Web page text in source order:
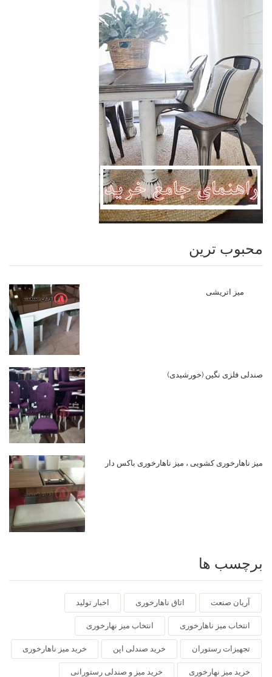
محبوب ترین
میز اتریشی
صندلی فلزی نگین (خورشیدی)
میز ناهارخوری کشویی ، میز ناهارخوری باکس دار
برچسب ها
آریان صنعت اتاق ناهارخوری اخبار تولید
انتخاب میز ناهارخوری انتخاب میز نهارخوری
تجهیزات رستوران خرید صندلی اپن خرید میز ناهارخوری
خرید میز نهارخوری خرید میز و صندلی رستورانی